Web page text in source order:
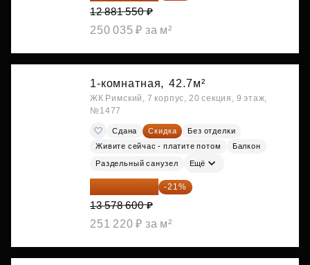
12 881 550 ₽
250 035 ₽ за м²
1-комнатная, 42.7м²
ЖК Римский, 7 корпус, 20 секция, 9 этаж,
№1477
Сдана Скидка
Без отделки
Живите сейчас - платите потом
Балкон
Раздельный санузел Ещё
10 727 094 ₽ -21%
13 578 600 ₽
251 220 ₽ за м²